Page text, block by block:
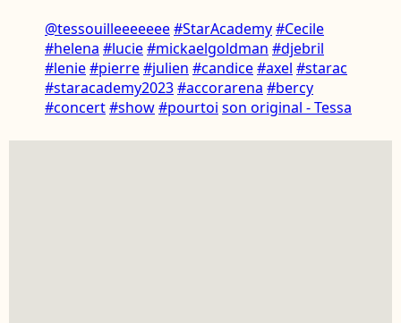
@tessouilleeeeeee#StarAcademy#Cecile
#helena #lucie#mickaelgoldman #djebril
#lenie#pierre#julien #candice#axel #starac
#staracademy2023#accorarena #bercy
#concert#show#pourtoi son original - Tessa